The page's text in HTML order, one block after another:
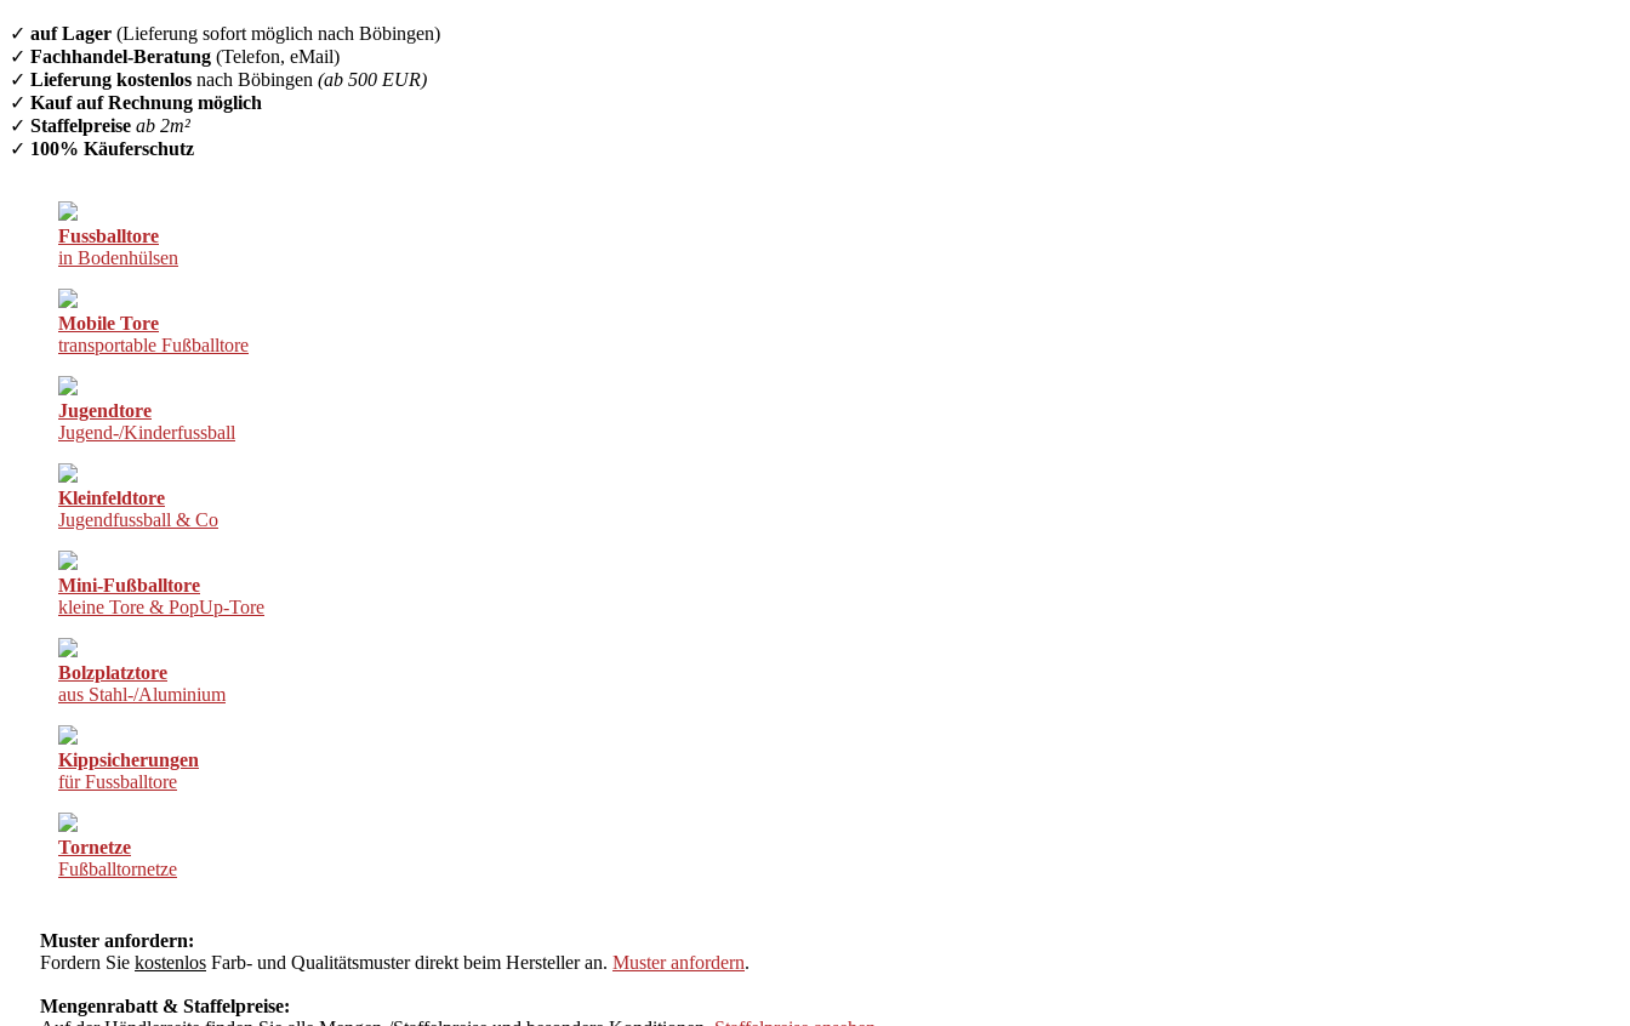
✓ auf Lager (Lieferung sofort möglich nach Böbingen)
✓ Fachhandel-Beratung (Telefon, eMail)
✓ Lieferung kostenlos nach Böbingen (ab 500 EUR)
✓ Kauf auf Rechnung möglich
✓ Staffelpreise ab 2m²
✓ 100% Käuferschutz
Fussballtore
in Bodenhülsen
Mobile Tore
transportable Fußballtore
Jugendtore
Jugend-/Kinderfussball
Kleinfeldtore
Jugendfussball & Co
Mini-Fußballtore
kleine Tore & PopUp-Tore
Bolzplatztore
aus Stahl-/Aluminium
Kippsicherungen
für Fussballtore
Tornetze
Fußballtornetze
Muster anfordern:
Fordern Sie kostenlos Farb- und Qualitätsmuster direkt beim Hersteller an. Muster anfordern.
Mengenrabatt & Staffelpreise: